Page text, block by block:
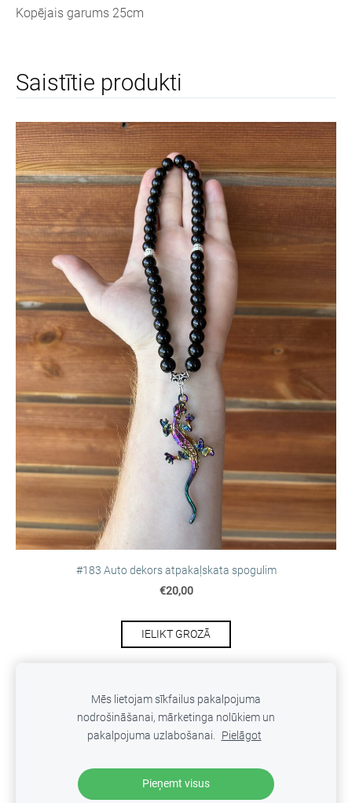
Kopējais garums 25cm
Saistītie produkti
#183 Auto dekors atpakaļskata spogulim
€20,00
IELIKT GROZĀ
SĪKDATNES
Veidots arMozello- labo mājas lapu ģeneratoru.
Mēs lietojam sīkfailus pakalpojuma
nodrošināšanai, mārketinga nolūkiem un
pakalpojuma uzlabošanai. Pielāgot
Pieņemt visus